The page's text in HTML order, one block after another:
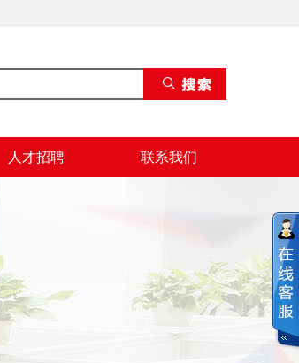
人才招聘 联系我们